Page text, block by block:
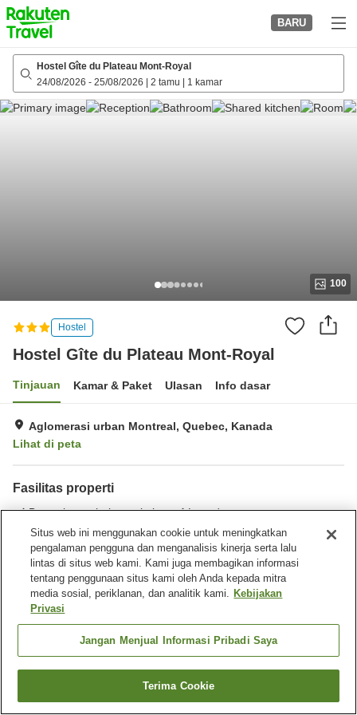
to
top
page
BARU
Hostel Gîte du Plateau Mont-Royal
24/08/2026 - 25/08/2026 2 tamu 1 kamar
100
Hostel
Hostel Gîte du Plateau Mont-Royal
Tinjauan Kamar & Paket Ulasan Info dasar
Aglomerasi urban Montreal, Quebec, Kanada
Lihat di peta
Fasilitas properti
Benar-benar bebas rokok
Laundry
Pusat bisnis
Beranda Kanada Quebec
Aglomerasi urban Montreal
Hostel Gîte du Plateau Mont-Royal
Cari kamar
Situs web ini menggunakan cookie untuk meningkatkan
pengalaman pengguna dan menganalisis kinerja serta lalu
lintas di situs web kami. Kami juga membagikan informasi
tentang penggunaan situs kami oleh Anda kepada mitra
media sosial, periklanan, dan analitik kami. Kebijakan
Privasi
Jangan Menjual Informasi Pribadi Saya
Terima Cookie